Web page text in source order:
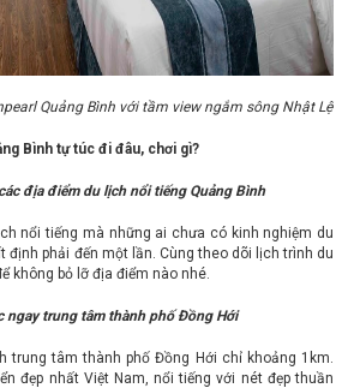
Quảng Bình với tầm view ngắm sông Nhật Lệ
Bình tự túc đi đâu, chơi gì?
địa điểm du lịch nổi tiếng Quảng Bình
nổi tiếng mà những ai chưa có kinh nghiệm du
định phải đến một lần. Cùng theo dõi lịch trình du
không bỏ lỡ địa điểm nào nhé.
ngay trung tâm thành phố Đồng Hới
trung tâm thành phố Đồng Hới chỉ khoảng 1km.
đẹp nhất Việt Nam, nổi tiếng với nét đẹp thuần